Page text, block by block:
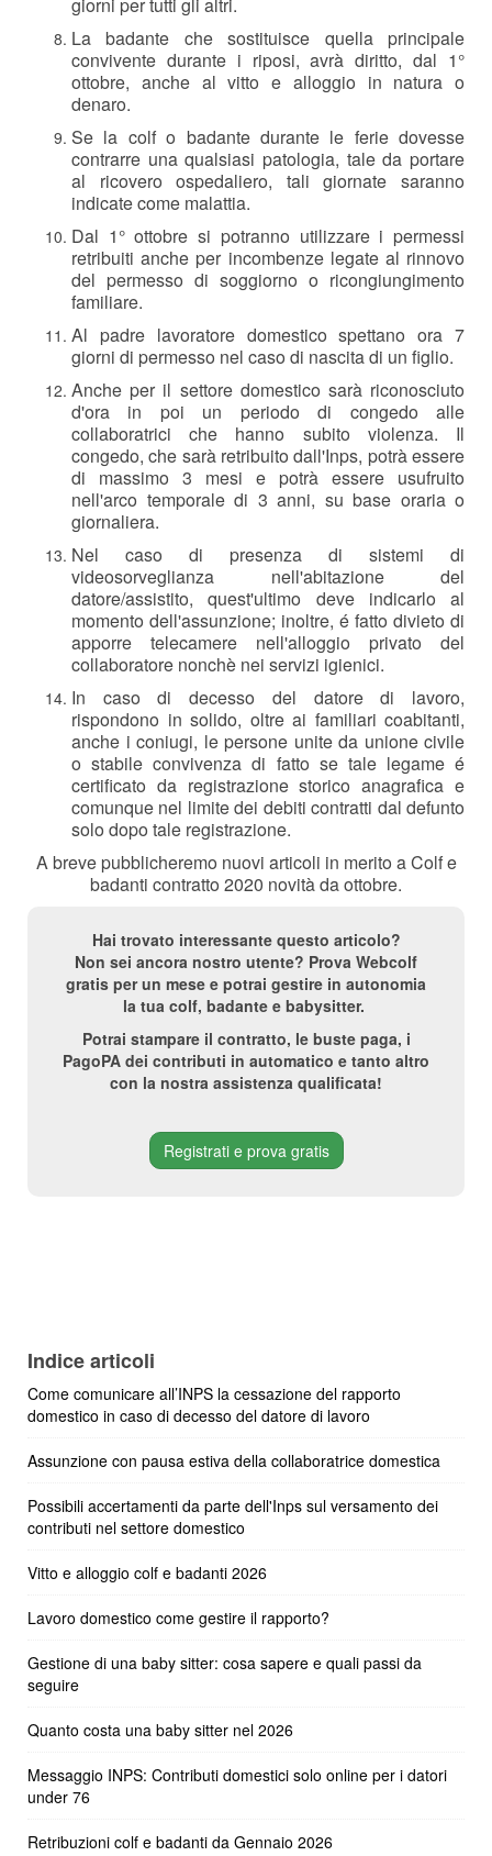
giorni per tutti gli altri.
La badante che sostituisce quella principale
convivente durante i riposi, avrà diritto, dal 1°
ottobre, anche al vitto e alloggio in natura o
denaro.
Se la colf o badante durante le ferie dovesse
contrarre una qualsiasi patologia, tale da portare
al ricovero ospedaliero, tali giornate saranno
indicate come malattia.
Dal 1° ottobre si potranno utilizzare i permessi
retribuiti anche per incombenze legate al rinnovo
del permesso di soggiorno o ricongiungimento
familiare.
Al padre lavoratore domestico spettano ora 7
giorni di permesso nel caso di nascita di un figlio.
Anche per il settore domestico sarà riconosciuto
d'ora in poi un periodo di congedo alle
collaboratrici che hanno subito violenza. Il
congedo, che sarà retribuito dall'Inps, potrà essere
di massimo 3 mesi e potrà essere usufruito
nell'arco temporale di 3 anni, su base oraria o
giornaliera.
Nel caso di presenza di sistemi di
videosorveglianza nell'abitazione del
datore/assistito, quest'ultimo deve indicarlo al
momento dell'assunzione; inoltre, é fatto divieto di
apporre telecamere nell'alloggio privato del
collaboratore nonchè nei servizi igienici.
In caso di decesso del datore di lavoro,
rispondono in solido, oltre ai familiari coabitanti,
anche i coniugi, le persone unite da unione civile
o stabile convivenza di fatto se tale legame é
certificato da registrazione storico anagrafica e
comunque nel limite dei debiti contratti dal defunto
solo dopo tale registrazione.
A breve pubblicheremo nuovi articoli in merito a Colf e
badanti contratto 2020 novità da ottobre.
Hai trovato interessante questo articolo?
Non sei ancora nostro utente? Prova Webcolf
gratis per un mese e potrai gestire in autonomia
la tua colf, badante e babysitter.
Potrai stampare il contratto, le buste paga, i
PagoPA dei contributi in automatico e tanto altro
con la nostra assistenza qualificata!
Registrati e prova gratis
Indice articoli
Come comunicare all’INPS la cessazione del rapporto
domestico in caso di decesso del datore di lavoro
Assunzione con pausa estiva della collaboratrice domestica
Possibili accertamenti da parte dell'Inps sul versamento dei
contributi nel settore domestico
Vitto e alloggio colf e badanti 2026
Lavoro domestico come gestire il rapporto?
Gestione di una baby sitter: cosa sapere e quali passi da
seguire
Quanto costa una baby sitter nel 2026
Messaggio INPS: Contributi domestici solo online per i datori
under 76
Retribuzioni colf e badanti da Gennaio 2026